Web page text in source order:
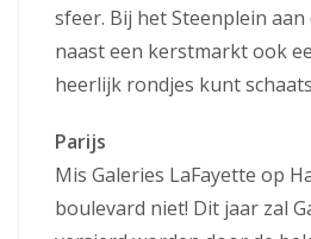
sfeer. Bij het Steenplein aan
naast een kerstmarkt ook
heerlijk rondjes kunt
Parijs
Mis Galeries LaFayette op
boulevard niet! Dit jaar zal